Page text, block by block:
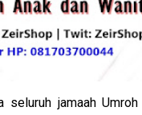
seluruh jamaah